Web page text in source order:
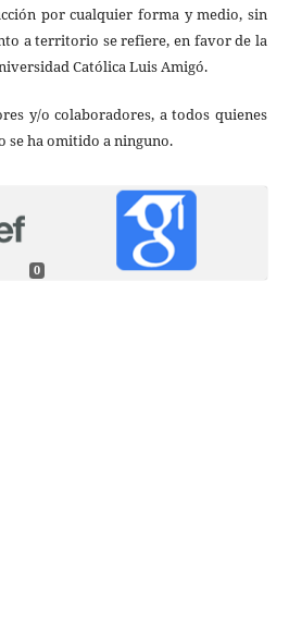
por cualquier forma y medio, sin
a territorio se refiere, en favor de la
Católica Luis Amigó.
y/o colaboradores, a todos quienes
se ha omitido a ninguno.
0